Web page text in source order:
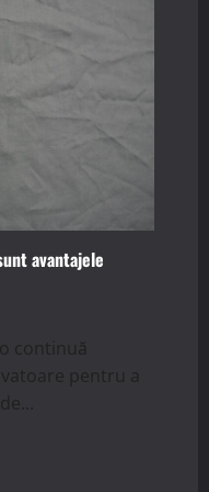
avantajele
continuă
pentru a